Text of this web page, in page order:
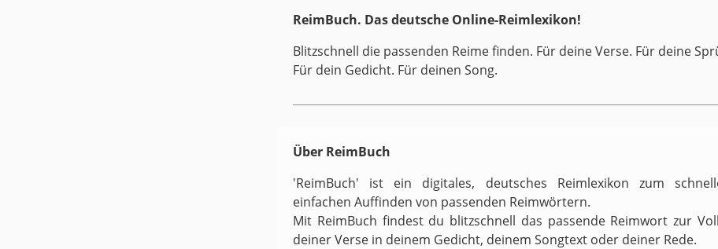
ReimBuch. Das deutsche Online-Reimlexikon!
Blitzschnell die passenden Reime finden. Für deine Verse. Für deine
Für dein Gedicht. Für deinen Song.
Über ReimBuch
'ReimBuch' ist ein digitales, deutsches Reimlexikon zum
einfachen Auffinden von passenden Reimwörtern.
Mit ReimBuch findest du blitzschnell das passende Reimwort zur
deiner Verse in deinem Gedicht, deinem Songtext oder deiner Rede.